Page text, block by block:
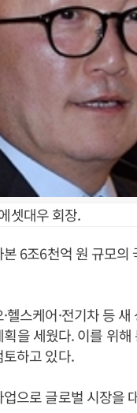
셋대우 회장.
6조6천억 원 규모의
스케어·전기차 등
을 세웠다. 이를 위
하고 있다.
으로 글로벌 시장을